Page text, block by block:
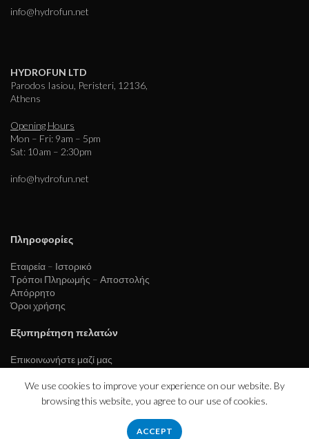
info@hydrofun.net
HYDROFUN LTD
Parodos Iasiou, Peristeri, 12136,
Athens
Opening Hours
Mon – Fri: 9am – 5pm
Sat: 10am – 2:30pm
info@hydrofun.net
Πληροφορίες
Εταιρεία – Ιστορικό
Τρόποι Πληρωμής – Αποστολής
Απόρρητο
Όροι χρήσης
Εξυπηρέτηση πελατών
Επικοινωνήστε μαζί μας
2023 CREATED BY
We use cookies to improve your experience on our website. By
browsing this website, you agree to our use of cookies.
ACCEPT